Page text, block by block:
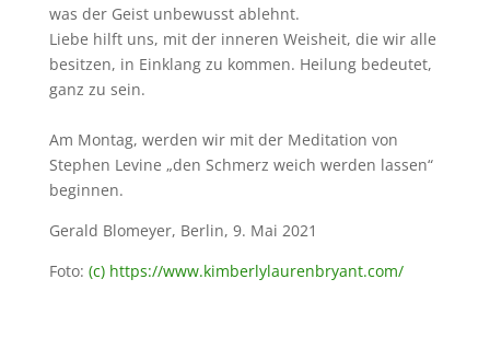
was der Geist unbewusst ablehnt.
Liebe hilft uns, mit der inneren Weisheit, die wir alle
besitzen, in Einklang zu kommen. Heilung bedeutet,
ganz zu sein.
Am Montag, werden wir mit der Meditation von
Stephen Levine „den Schmerz weich werden lassen“
beginnen.
Gerald Blomeyer, Berlin, 9. Mai 2021
Foto: (c) https://www.kimberlylaurenbryant.com/